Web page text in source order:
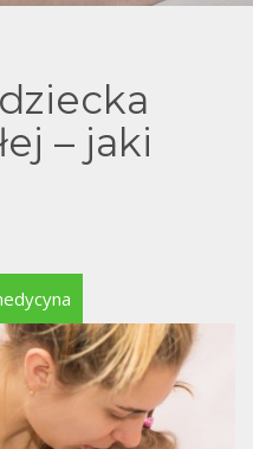
– jaki